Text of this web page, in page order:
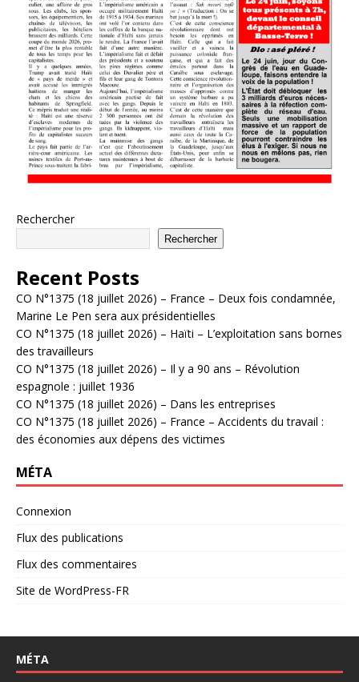
Rechercher
Rechercher
Recent Posts
CO N°1375 (18 juillet 2026) – France – Deux fois condamnée,
Marine Le Pen sera aux présidentielles
CO N°1375 (18 juillet 2026) – Haïti – L’exploitation sans bornes
des travailleurs
CO N°1375 (18 juillet 2026) – Il y a 90 ans – Révolution
espagnole : juillet 1936
CO N°1375 (18 juillet 2026) – Dans les entreprises
CO N°1375 (18 juillet 2026) – France – Accidents du travail :
des économies aux dépens des victimes
MÉTA
Connexion
Flux des publications
Flux des commentaires
Site de WordPress-FR
MÉTA